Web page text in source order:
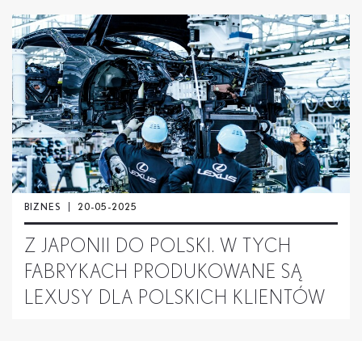
BIZNES 20-05-2025
Z JAPONII DO POLSKI. W TYCH
FABRYKACH PRODUKOWANE SĄ
LEXUSY DLA POLSKICH KLIENTÓW